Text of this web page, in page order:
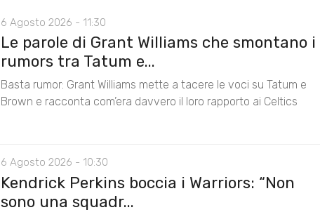
6 Agosto 2026 - 11:30
Le parole di Grant Williams che smontano i
rumors tra Tatum e...
Basta rumor: Grant Williams mette a tacere le voci su Tatum e
Brown e racconta com’era davvero il loro rapporto ai Celtics
6 Agosto 2026 - 10:30
Kendrick Perkins boccia i Warriors: “Non
sono una squadr...